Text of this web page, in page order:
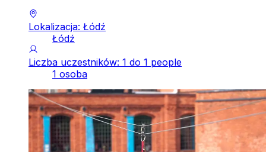
Lokalizacja: Łódź
Łódź
Liczba uczestników: 1 do 1 people
1 osoba